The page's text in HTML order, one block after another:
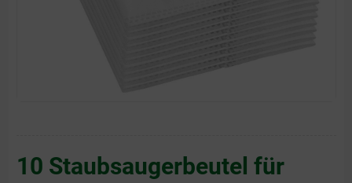
10 Staubsaugerbeutel für